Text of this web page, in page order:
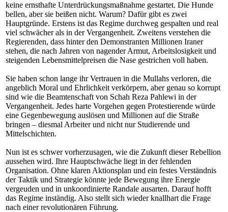
keine ernsthafte Unterdrückungsmaßnahme gestartet. Die Hunde
bellen, aber sie beißen nicht. Warum? Dafür gibt es zwei
Hauptgründe. Erstens ist das Regime durchweg gespalten und real
viel schwächer als in der Vergangenheit. Zweitens verstehen die
Regierenden, dass hinter den Demonstranten Millionen Iraner
stehen, die nach Jahren von nagender Armut, Arbeitslosigkeit und
steigenden Lebensmittelpreisen die Nase gestrichen voll haben.
Sie haben schon lange ihr Vertrauen in die Mullahs verloren, die
angeblich Moral und Ehrlichkeit verkörpern, aber genau so korrupt
sind wie die Beamtenschaft von Schah Reza Pahlewi in der
Vergangenheit. Jedes harte Vorgehen gegen Protestierende würde
eine Gegenbewegung auslösen und Millionen auf die Straße
bringen – diesmal Arbeiter und nicht nur Studierende und
Mittelschichten.
Nun ist es schwer vorherzusagen, wie die Zukunft dieser Rebellion
aussehen wird. Ihre Hauptschwäche liegt in der fehlenden
Organisation. Ohne klaren Aktionsplan und ein festes Verständnis
der Taktik und Strategie könnte jede Bewegung ihre Energie
vergeuden und in unkoordinierte Randale ausarten. Darauf hofft
das Regime inständig. Also stellt sich wieder knallhart die Frage
nach einer revolutionären Führung.